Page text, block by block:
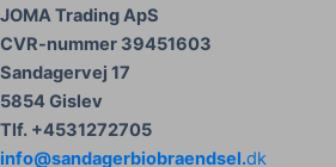
JOMA Trading ApS
CVR-nummer 39451603
Sandagervej 17
5854 Gislev
Tlf. +4531272705
info@sandagerbiobraendsel.dk